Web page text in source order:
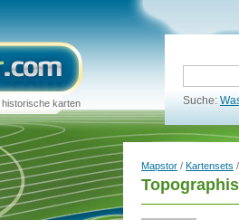
historische karten Suche:
Mapstor / Kartensets